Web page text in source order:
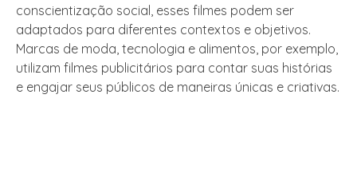
conscientização social, esses filmes podem ser
adaptados para diferentes contextos e objetivos.
Marcas de moda, tecnologia e alimentos, por exemplo,
utilizam filmes publicitários para contar suas histórias
e engajar seus públicos de maneiras únicas e criativas.